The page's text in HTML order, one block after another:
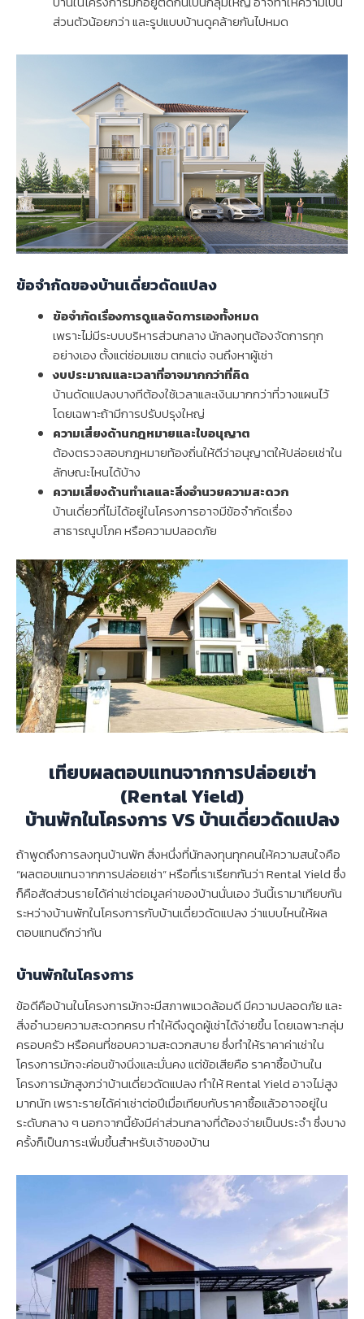
ส่วนตัวน้อยกว่า และรูปแบบบ้านดูคล้ายกันไปหมด
ข้อจำกัดของบ้านเดี่ยวดัดแปลง
ข้อจำกัดเรื่องการดูแลจัดการเองทั้งหมด
เพราะไม่มีระบบบริหารส่วนกลาง นักลงทุนต้องจัดการทุก
อย่างเอง ตั้งแต่ซ่อมแซม ตกแต่ง จนถึงหาผู้เช่า
งบประมาณและเวลาที่อาจมากกว่าที่คิด
บ้านดัดแปลงบางทีต้องใช้เวลาและเงินมากกว่าที่วางแผนไว้
โดยเฉพาะถ้ามีการปรับปรุงใหญ่
ความเสี่ยงด้านกฎหมายและใบอนุญาต
ต้องตรวจสอบกฎหมายท้องถิ่นให้ดีว่าอนุญาตให้ปล่อยเช่าใน
ลักษณะไหนได้บ้าง
ความเสี่ยงด้านทำเลและสิ่งอำนวยความสะดวก
บ้านเดี่ยวที่ไม่ได้อยู่ในโครงการอาจมีข้อจำกัดเรื่อง
สาธารณูปโภค หรือความปลอดภัย
เทียบผลตอบแทนจากการปล่อยเช่า
(Rental Yield)
บ้านพักในโครงการVS บ้านเดี่ยวดัดแปลง
ถ้าพูดถึงการลงทุนบ้านพัก สิ่งหนึ่งที่นักลงทุนทุกคนให้ความสนใจคือ
“ผลตอบแทนจากการปล่อยเช่า” หรือที่เราเรียกกันว่า Rental Yield ซึ่ง
ก็คือสัดส่วนรายได้ค่าเช่าต่อมูลค่าของบ้านนั่นเอง วันนี้เรามาเทียบกัน
ระหว่างบ้านพักในโครงการกับบ้านเดี่ยวดัดแปลง ว่าแบบไหนให้ผล
ตอบแทนดีกว่ากัน
บ้านพักในโครงการ
ข้อดีคือบ้านในโครงการมักจะมีสภาพแวดล้อมดี มีความปลอดภัย และ
สิ่งอำนวยความสะดวกครบ ทำให้ดึงดูดผู้เช่าได้ง่ายขึ้น โดยเฉพาะกลุ่ม
ครอบครัว หรือคนที่ชอบความสะดวกสบาย ซึ่งทำให้ราคาค่าเช่าใน
โครงการมักจะค่อนข้างนิ่งและมั่นคง แต่ข้อเสียคือ ราคาซื้อบ้านใน
โครงการมักสูงกว่าบ้านเดี่ยวดัดแปลง ทำให้ Rental Yield อาจไม่สูง
มากนัก เพราะรายได้ค่าเช่าต่อปีเมื่อเทียบกับราคาซื้อแล้วอาจอยู่ใน
ระดับกลาง ๆ นอกจากนี้ยังมีค่าส่วนกลางที่ต้องจ่ายเป็นประจำ ซึ่งบาง
ครั้งก็เป็นภาระเพิ่มขึ้นสำหรับเจ้าของบ้าน